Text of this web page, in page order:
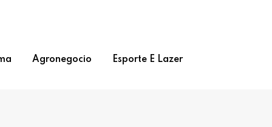
Agronegocio Esporte E Lazer